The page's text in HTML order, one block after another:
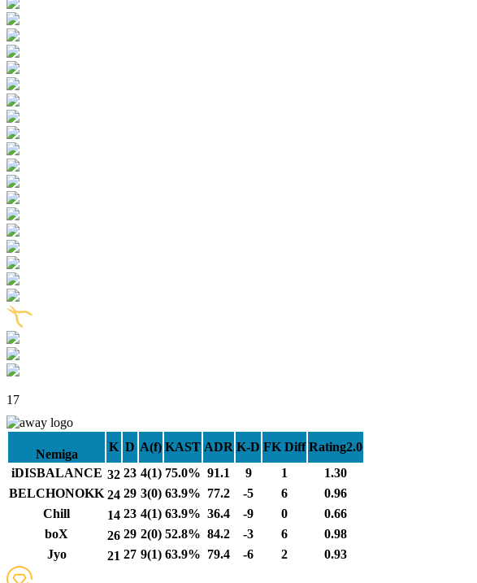
17
Nemiga
K D A(f) KAST ADR K-D FK Diff Rating2.0
iDISBALANCE 32 23 4(1) 75.0% 91.1 9 1
1.30
BELCHONOKK 24 29 3(0) 63.9% 77.2 -5 6
0.96
Chill
14 23 4(1) 63.9% 36.4 -9 0
0.66
boX
26 29 2(0) 52.8% 84.2 -3 6
0.98
Jyo
21 27 9(1) 63.9% 79.4 -6 2 0.93